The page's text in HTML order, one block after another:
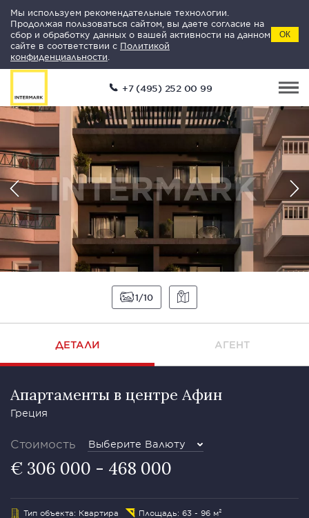
Мы используем рекомендательные технологии.
Продолжая пользоваться сайтом, вы даете согласие на
сбор и обработку данных о вашей активности на данном
сайте в соответствии с Политикой
конфиденциальности
ОК
+7 (495) 252 00 99
1 10
ДЕТАЛИ АГЕНТ
Апартаменты в центре Афин
Греция
Стоимость Выберите Валюту
€ 306 000 - 468 000
Тип объекта: Квартира Площадь: 63 - 96 м²